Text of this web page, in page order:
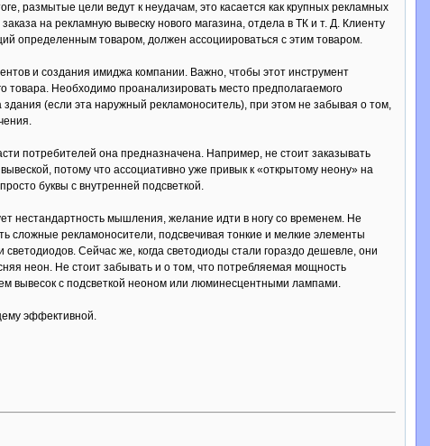
размытые цели ведут к неудачам, это касается как крупных рекламных
на рекламную вывеску нового магазина, отдела в ТК и т. Д. Клиенту
определенным товаром, должен ассоциироваться с этим товаром.
и создания имиджа компании. Важно, чтобы этот инструмент
Необходимо проанализировать место предполагаемого
(если эта наружный рекламоноситель), при этом не забывая о том,
потребителей она предназначена. Например, не стоит заказывать
потому что ассоциативно уже привык к «открытому неону» на
буквы с внутренней подсветкой.
нестандартность мышления, желание идти в ногу со временем. Не
сложные рекламоносители, подсвечивая тонкие и мелкие элементы
Сейчас же, когда светодиоды стали гораздо дешевле, они
неон. Не стоит забывать и о том, что потребляемая мощность
вывесок с подсветкой неоном или люминесцентными лампами.
эффективной.